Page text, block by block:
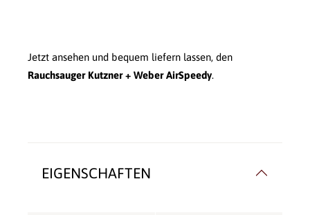
Jetzt ansehen und bequem liefern lassen, den
Rauchsauger Kutzner + Weber AirSpeedy.
EIGENSCHAFTEN